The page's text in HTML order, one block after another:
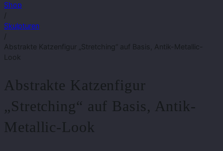
Shop
/
Skulpturen
/
Abstrakte Katzenfigur „Stretching“ auf Basis, Antik-Metallic-
Look
Abstrakte Katzenfigur
„Stretching“ auf Basis, Antik-
Metallic-Look